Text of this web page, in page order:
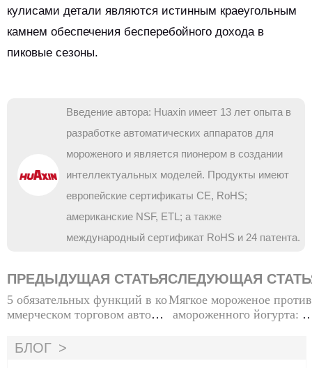
кулисами детали являются истинным краеугольным
камнем обеспечения бесперебойного дохода в
пиковые сезоны.
Введение автора: Huaxin имеет 13 лет опыта в
разработке автоматических аппаратов для
мороженого и является пионером в создании
интеллектуальных моделей. Продукты имеют
европейские сертификаты CE, RoHS;
американские NSF, ETL; а также
международный сертификат RoHS и 24 патента.
ПРЕДЫДУЩАЯ СТАТЬЯ
5 обязательных функций в ко
ммерческом торговом автома
СЛЕДУЮЩАЯ
Мягкое мороженое
амороженного йогурта:
БЛОГ